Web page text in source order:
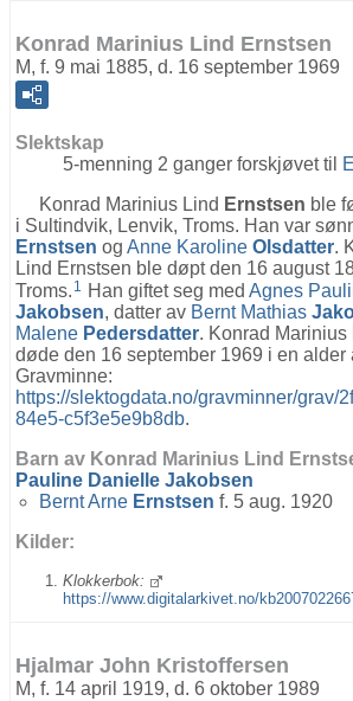
Konrad Marinius Lind Ernstsen
M, f. 9 mai 1885, d. 16 september 1969
Slektskap
5-menning 2 ganger forskjøvet til
Konrad Marinius Lind Ernstsen ble
i Sultindvik, Lenvik, Troms. Han var
Ernstsen og Anne Karoline Olsdatter.
Lind Ernstsen ble døpt den 16 august
Troms. 1 Han giftet seg med Agnes
Jakobsen, datter av Bernt Mathias
Malene Pedersdatter. Konrad Marinius
døde den 16 september 1969 i en alder
Gravminne:
https://slektogdata.no/gravminner/grav/
84e5-c5f3e5e9b8db.
Barn av Konrad Marinius Lind
Pauline Danielle Jakobsen
Bernt Arne Ernstsen f. 5 aug. 1920
Kilder:
Klokkerbok:
https://www.digitalarkivet.no/
Hjalmar John Kristoffersen
M, f. 14 april 1919, d. 6 oktober 1989